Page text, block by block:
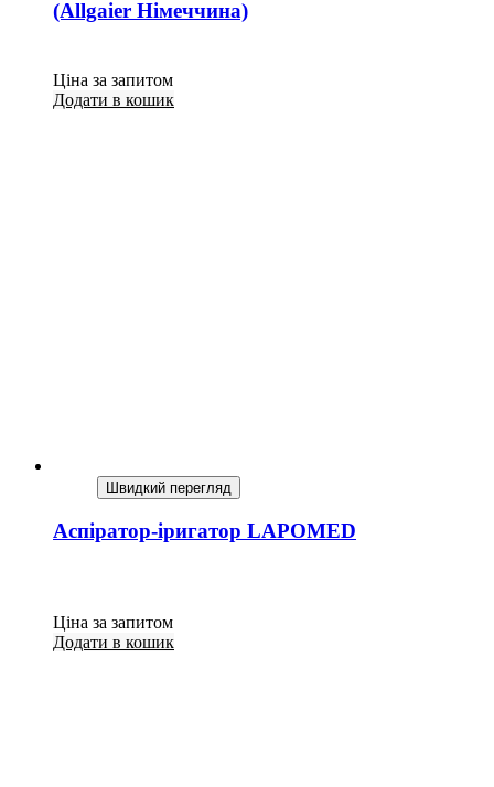
(Allgaier Німеччина)
Ціна за запитом
Додати в кошик
Швидкий перегляд
Аспіратор-іригатор LAPOMED
Ціна за запитом
Додати в кошик